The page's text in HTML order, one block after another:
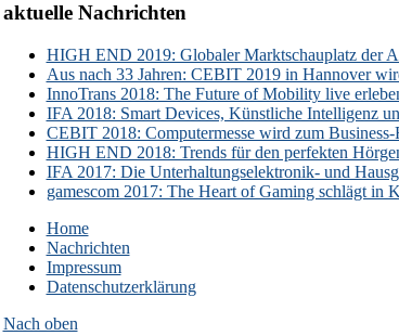
aktuelle Nachrichten
HIGH END 2019: Globaler Marktschauplatz der
Aus nach 33 Jahren: CEBIT 2019 in Hannover
InnoTrans 2018: The Future of Mobility live
IFA 2018: Smart Devices, Künstliche Intelligenz
CEBIT 2018: Computermesse wird zum Business-
HIGH END 2018: Trends für den perfekten
IFA 2017: Die Unterhaltungselektronik- und
gamescom 2017: The Heart of Gaming schlägt in
Home
Nachrichten
Impressum
Datenschutzerklärung
Nach oben